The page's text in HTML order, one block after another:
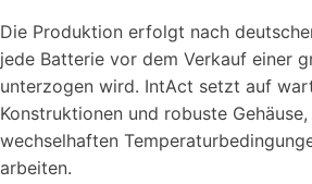
Die Produktion erfolgt nach
jede Batterie vor dem Verkauf einer
unterzogen wird. IntAct setzt auf
Konstruktionen und robuste
wechselhaften
arbeiten.